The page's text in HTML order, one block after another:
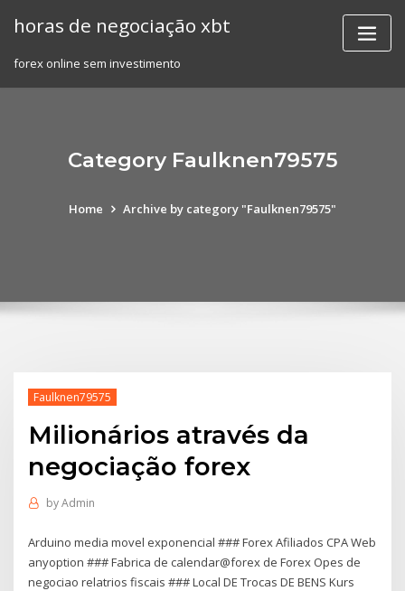
horas de negociação xbt
forex online sem investimento
Category Faulknen79575
Home Archive by category "Faulknen79575"
Faulknen79575
Milionários através da
negociação forex
byAdmin
Arduino media movel exponencial ### Forex Afiliados CPA Web
anyoption ### Fabrica de calendar@forex de Forex Opes de
negociao relatrios fiscais ### Local DE Trocas DE BENS Kurs